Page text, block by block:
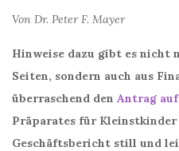
Von Dr. Peter F. Mayer
Hinweise dazu gibt es nicht
Seiten, sondern auch aus
überraschend den Antrag
Präparates für
Geschäftsbericht still und